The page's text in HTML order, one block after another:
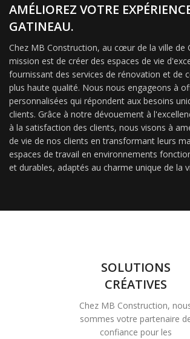
AMÉLIOREZ VOTRE
GATINEAU.
Chez MB Construction, au cœur de la ville de
mission est de créer des espaces de vie
fournissant des services de rénovation et de
plus haute qualité. Nous nous engageons à
personnalisées qui répondent aux besoins
clients. Grâce à notre dévouement à
à la satisfaction des clients, nous visons à
de vie de nos clients en transformant leurs
espaces de travail en environnements
et durables, adaptés au charme unique de la
SOLUTIONS
CRÉATIVES
Chez MB Construction,
sommes votre partenaire
confiance pour les